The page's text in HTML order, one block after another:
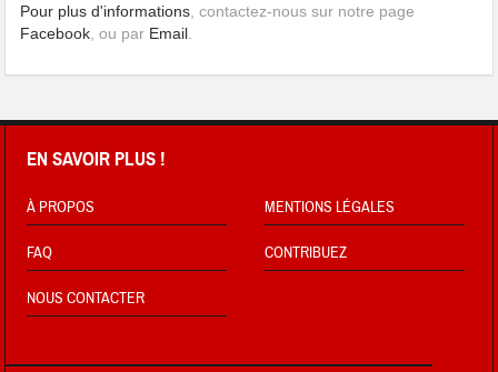
Pour plus d'informations , contactez-nous sur notre page
Facebook , ou par Email
EN SAVOIR PLUS !
À PROPOS MENTIONS LÉGALES
FAQ CONTRIBUEZ
NOUS CONTACTER